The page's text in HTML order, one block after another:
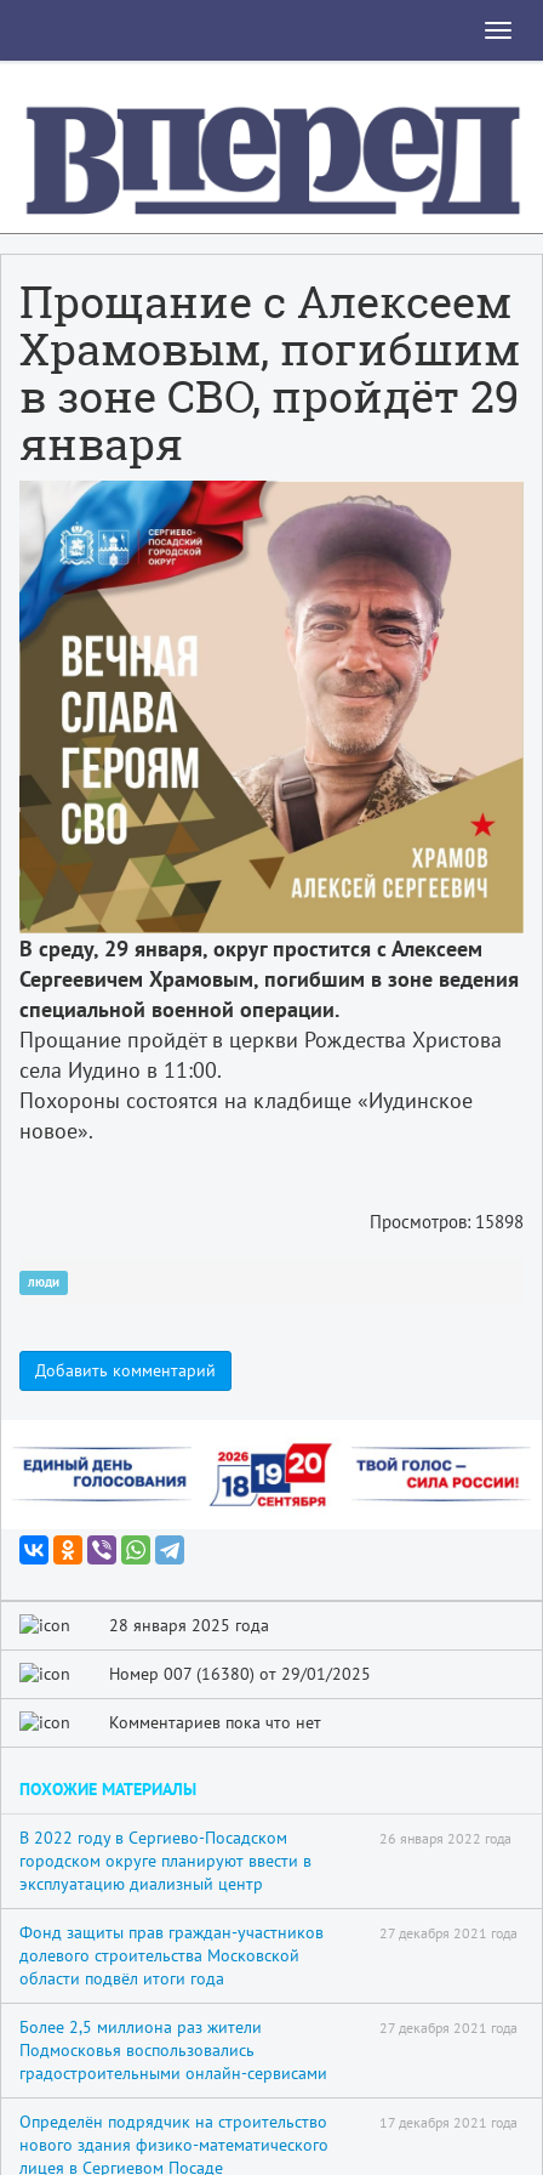
Toggle
Прощание с Алексеем
Храмовым, погибшим
в зоне СВО, пройдёт 29
января
В среду, 29 января, округ простится сАлексеем
Сергеевичем Храмовым, погибшим в зоне ведения
специальной военной операции.
Прощание пройдёт в церкви Рождества Христова
села Иудино в 11:00.
Похороны состоятся на кладбище «Иудинское
новое».
Просмотров: 15898
люди
Добавить комментарий
28 января 2025 года
Номер 007 (16380) от 29/01/2025
Комментариев пока что нет
ПОХОЖИЕ МАТЕРИАЛЫ
В 2022 году в Сергиево-Посадском
городском округе планируют ввести в
эксплуатацию диализный центр
26 января 2022 года
Фонд защиты прав граждан-участников
долевого строительства Московской
области подвёл итоги года
27 декабря 2021 года
Более 2,5 миллиона раз жители
Подмосковья воспользовались
градостроительными онлайн-сервисами
27 декабря 2021 года
Определён подрядчик на строительство
нового здания физико-математического
лицея в Сергиевом Посаде
17 декабря 2021 года